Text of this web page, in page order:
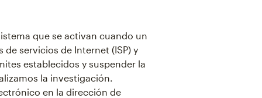
que se activan cuando un
servicios de Internet (ISP) y
establecidos y suspender la
la investigación.
en la dirección de